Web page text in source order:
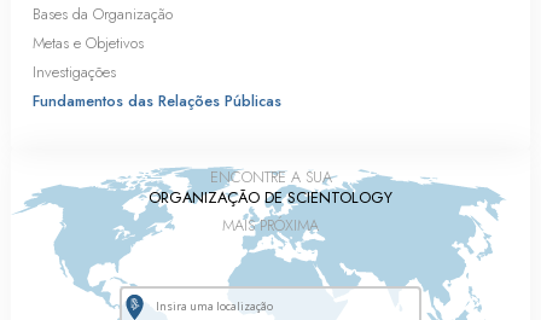
Bases da Organização
Metas e Objetivos
Investigações
Fundamentos das Relações Públicas
ENCONTRE A SUA
ORGANIZAÇÃO DE SCIENTOLOGY
MAIS PRÓXIMA